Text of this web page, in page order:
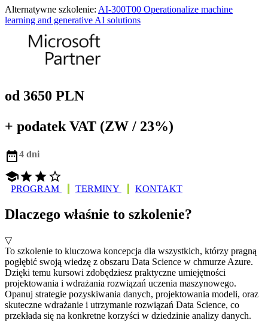
Alternatywne szkolenie: AI-300T00 Operationalize machine
learning and generative AI solutions
od 3650 PLN
+ podatek VAT (ZW / 23%)
4 dni

PROGRAM TERMINY KONTAKT
Dlaczego właśnie to szkolenie?
▽
To szkolenie to kluczowa koncepcja dla wszystkich, którzy pragną
pogłębić swoją wiedzę z obszaru Data Science w chmurze Azure.
Dzięki temu kursowi zdobędziesz praktyczne umiejętności
projektowania i wdrażania rozwiązań uczenia maszynowego.
Opanuj strategie pozyskiwania danych, projektowania modeli, oraz
skuteczne wdrażanie i utrzymanie rozwiązań Data Science, co
przekłada się na konkretne korzyści w dziedzinie analizy danych.